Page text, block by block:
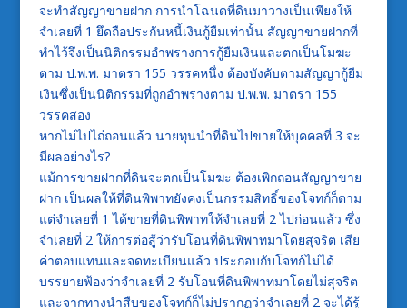
จะทำสัญญาขายฝาก การนำโฉนดที่ดินมาวางเป็นเพียงให้
จำเลยที่ 1 ยึดถือประกันหนี้เงินกู้ยืมเท่านั้น สัญญาขายฝากที่
ทำไว้จึงเป็นนิติกรรมอำพรางการกู้ยืมเงินและตกเป็นโมฆะ
ตาม ป.พ.พ. มาตรา 155 วรรคหนึ่ง ต้องบังคับตามสัญญากู้ยืม
เงินซึ่งเป็นนิติกรรมที่ถูกอำพรางตาม ป.พ.พ. มาตรา 155
วรรคสอง
หากไม่ไปไถ่ถอนแล้ว นายทุนนำที่ดินไปขายให้บุคคลที่ 3 จะ
มีผลอย่างไร?
แม้การขายฝากที่ดินจะตกเป็นโมฆะ ต้องเพิกถอนสัญญาขาย
ฝาก เป็นผลให้ที่ดินพิพาทยังคงเป็นกรรมสิทธิ์ของโจทก์ก็ตาม
แต่จำเลยที่ 1 ได้ขายที่ดินพิพาทให้จำเลยที่ 2 ไปก่อนแล้ว ซึ่ง
จำเลยที่ 2 ให้การต่อสู้ว่ารับโอนที่ดินพิพาทมาโดยสุจริต เสีย
ค่าตอบแทนและจดทะเบียนแล้ว ประกอบกับโจทก์ไม่ได้
บรรยายฟ้องว่าจำเลยที่ 2 รับโอนที่ดินพิพาทมาโดยไม่สุจริต
และจากทางนำสืบของโจทก์ก็ไม่ปรากฏว่าจำเลยที่ 2 จะได้รู้